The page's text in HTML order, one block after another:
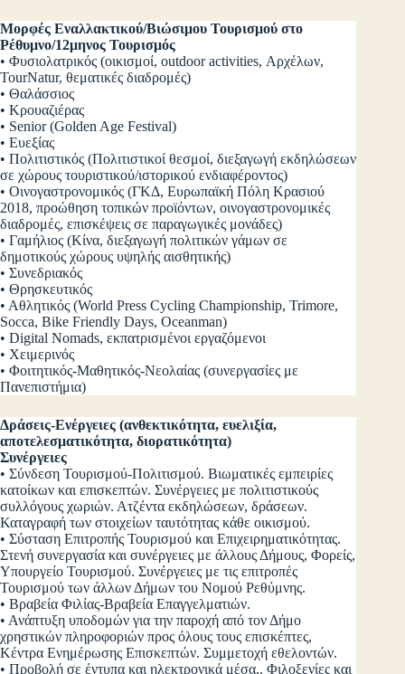
Μορφές Εναλλακτικού/Βιώσιμου Τουρισμού στο
Ρέθυμνο/12μηνος Τουρισμός
• Φυσιολατρικός (οικισμοί, outdoor activities, Αρχέλων,
TourNatur, θεματικές διαδρομές)
• Θαλάσσιος
• Κρουαζιέρας
• Senior (Golden Age Festival)
• Ευεξίας
• Πολιτιστικός (Πολιτιστικοί θεσμοί, διεξαγωγή εκδηλώσεων
σε χώρους τουριστικού/ιστορικού ενδιαφέροντος)
• Οινογαστρονομικός (ΓΚΔ, Ευρωπαϊκή Πόλη Κρασιού
2018, προώθηση τοπικών προϊόντων, οινογαστρονομικές
διαδρομές, επισκέψεις σε παραγωγικές μονάδες)
• Γαμήλιος (Κίνα, διεξαγωγή πολιτικών γάμων σε
δημοτικούς χώρους υψηλής αισθητικής)
• Συνεδριακός
• Θρησκευτικός
• Αθλητικός (World Press Cycling Championship, Trimore,
Socca, Bike Friendly Days, Oceanman)
• Digital Nomads, εκπατρισμένοι εργαζόμενοι
• Χειμερινός
• Φοιτητικός-Μαθητικός-Νεολαίας (συνεργασίες με
Πανεπιστήμια)
Δράσεις-Ενέργειες (ανθεκτικότητα, ευελιξία,
αποτελεσματικότητα, διορατικότητα)
Συνέργειες
• Σύνδεση Τουρισμού-Πολιτισμού. Βιωματικές εμπειρίες
κατοίκων και επισκεπτών. Συνέργειες με πολιτιστικούς
συλλόγους χωριών. Ατζέντα εκδηλώσεων, δράσεων.
Καταγραφή των στοιχείων ταυτότητας κάθε οικισμού.
• Σύσταση Επιτροπής Τουρισμού και Επιχειρηματικότητας.
Στενή συνεργασία και συνέργειες με άλλους Δήμους, Φορείς,
Υπουργείο Τουρισμού. Συνέργειες με τις επιτροπές
Τουρισμού των άλλων Δήμων του Νομού Ρεθύμνης.
• Βραβεία Φιλίας-Βραβεία Επαγγελματιών.
• Ανάπτυξη υποδομών για την παροχή από τον Δήμο
χρηστικών πληροφοριών προς όλους τους επισκέπτες,
Κέντρα Ενημέρωσης Επισκεπτών. Συμμετοχή εθελοντών.
• Προβολή σε έντυπα και ηλεκτρονικά μέσα,. Φιλοξενίες και